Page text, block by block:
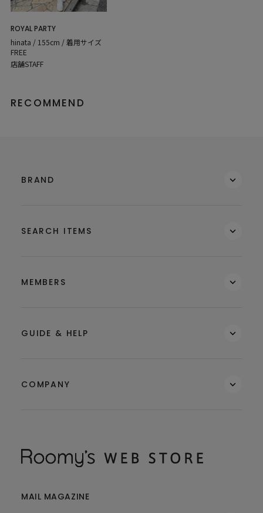
ROYAL PARTY
hinata / 155cm / 着用サイズ
FREE
店舗STAFF
RECOMMEND
BRAND
SEARCH ITEMS
MEMBERS
GUIDE & HELP
COMPANY
MAIL MAGAZINE